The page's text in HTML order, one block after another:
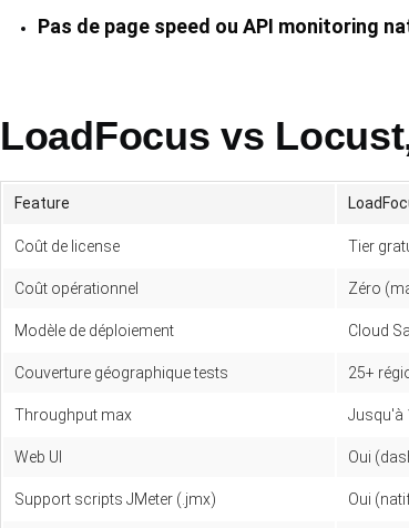
Pas de page speed ou API monitoring
LoadFocus vs
Feature
Coût de license Tier
Coût opérationnel Zéro
Modèle de déploiement Cloud
Couverture géographique tests 25+
Throughput max Jusqu'à
Web UI Oui
Support scripts JMeter (.jmx) Oui